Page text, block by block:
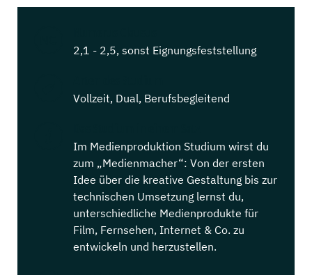
2,1 - 2,5, sonst Eignungsfeststellung
Vollzeit, Dual, Berufsbegleitend
Im Medienproduktion Studium wirst du
zum „Medienmacher“: Von der ersten
Idee über die kreative Gestaltung bis zur
technischen Umsetzung lernst du,
unterschiedliche Medienprodukte für
Film, Fernsehen, Internet & Co. zu
entwickeln und herzustellen.